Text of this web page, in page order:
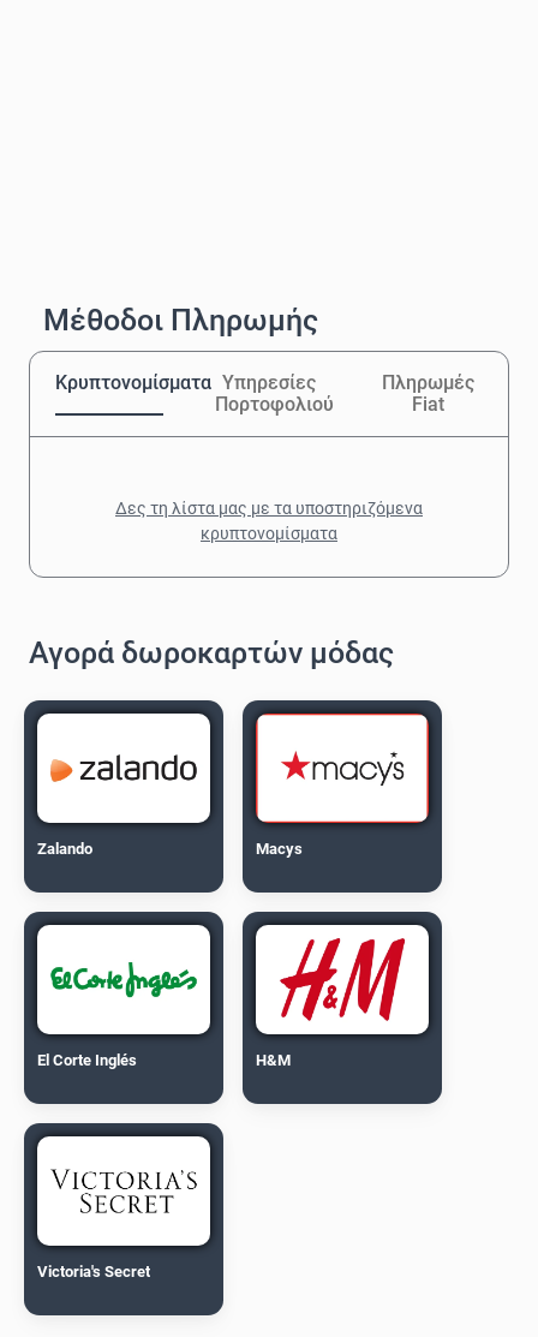
Μέθοδοι Πληρωμής
Κρυπτονομίσματα Υπηρεσίες
Πορτοφολιού
Πληρωμές
Fiat
Δες τη λίστα μας με τα υποστηριζόμενα
κρυπτονομίσματα
Αγορά δωροκαρτών μόδας
Zalando Macys
El Corte Inglés H&M
Victoria's Secret